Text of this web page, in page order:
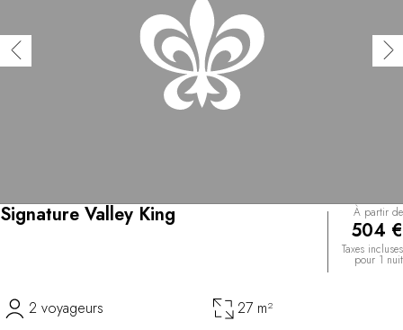
Signature Valley King À partir de
504 €
Taxes incluses
pour 1 nuit
2 voyageurs 27 m²